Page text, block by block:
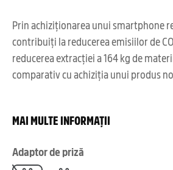
Prin achiziționarea unui smartphone
contribuiți la reducerea emisiilor de
reducerea extracției a 164 kg de
comparativ cu achiziția unui produs
MAI MULTE INFORMAȚII
Adaptor de priză